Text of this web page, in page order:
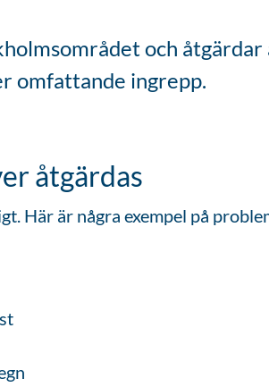
och
omfattande ingrepp.
åtgärdas
Här är några exempel på